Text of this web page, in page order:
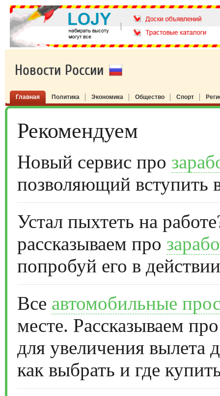
Новости России
Главная Политика Экономика Общество Спорт
Рекомендуем
Новый сервис про
позволяющий вступить
Устал пыхтеть на
рассказываем про
попробуй его в
Все автомобильные
месте. Рассказываем
для увеличения вылета
как выбрать и где